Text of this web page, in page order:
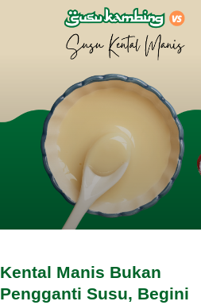
Kental Manis Bukan
Pengganti Susu, Begini